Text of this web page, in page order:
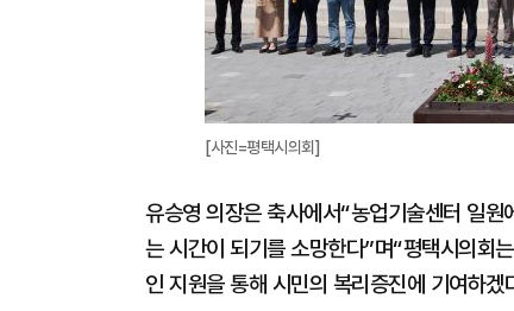
[사진=평택시의회]
유승영 의장은 축사에서“농업기술센터 일
는 시간이 되기를 소망한다”며“평택시의회
인 지원을 통해 시민의 복리증진에 기여하겠